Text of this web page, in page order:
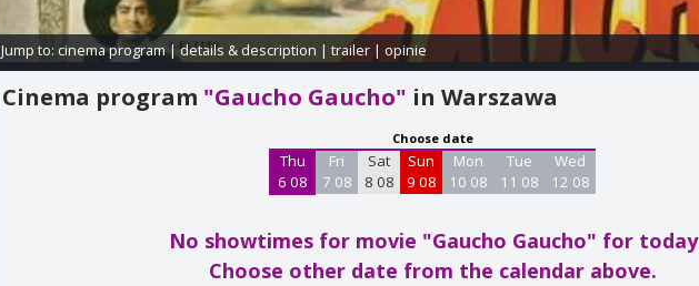
Jump to: cinema program|details & description | trailer| opinie
Cinema program "Gaucho Gaucho" in Warszawa
Choose date
Thu
6 08
Fri
7 08
Sat
8 08
Sun
9 08
Mon
10 08
Tue
11 08
Wed
12 08
No showtimes for movie "Gaucho Gaucho" for today
Choose other date from the calendar above.